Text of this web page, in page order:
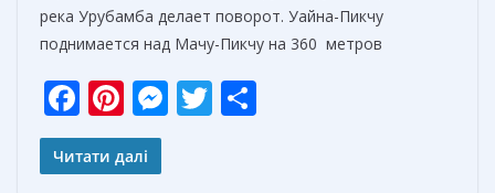
река Урубамба делает поворот. Уайна-Пикчу
поднимается над Мачу-Пикчу на 360 метров
F
ac
e
Pi
nt
er
M T
Читати далі